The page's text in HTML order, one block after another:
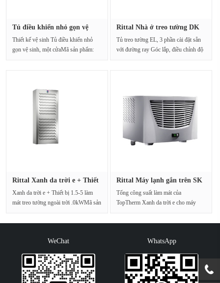
Tủ điều khiển nhỏ gọn vệ
Thiết kế vệ sinh Tủ điều khiển nhỏ
gọn vệ sinh, một cửaMã sản phẩm:
Rittal Nhà ở treo tường DK
Tủ treo tường EL, 3 phần cài đặt sẵn
với đường ray Góc lắp, điều chỉnh độ
Rittal Xanh da trời e + Thiết
Xanh da trời e + Thiết bị 1.5-5 làm
mát treo tường ngoài trời .0kWMã sản
Rittal Máy lạnh gắn trên SK
Tổng công suất làm mát của
TopTherm Xanh da trời e cho máy
WeChat WhatsApp